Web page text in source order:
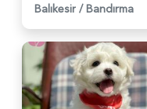
Balıkesir / Bandırma